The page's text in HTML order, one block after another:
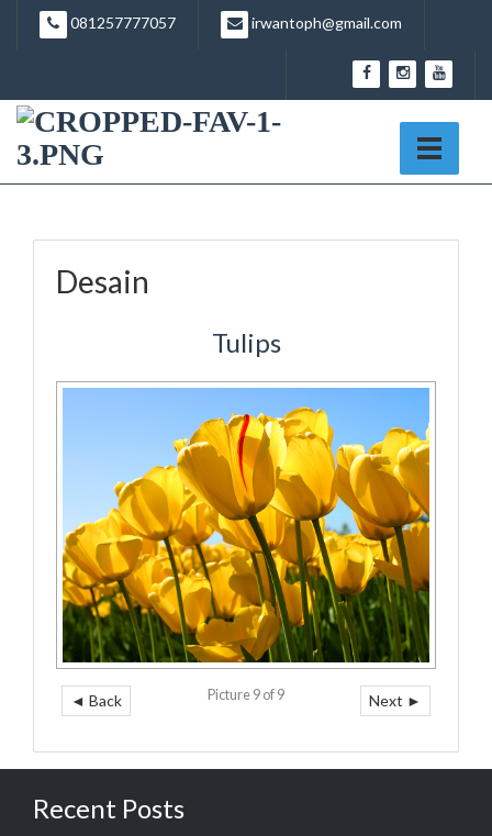
081257777057 irwantoph@gmail.com
Desain
Tulips
◄ Back Next ►
Picture 9 of 9
Recent Posts